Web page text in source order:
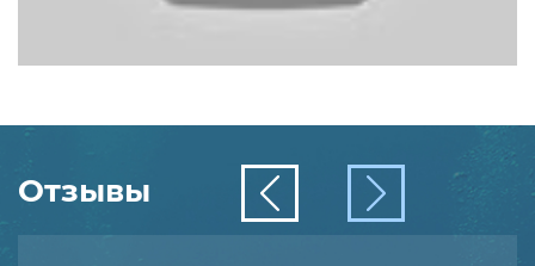
Отзывы